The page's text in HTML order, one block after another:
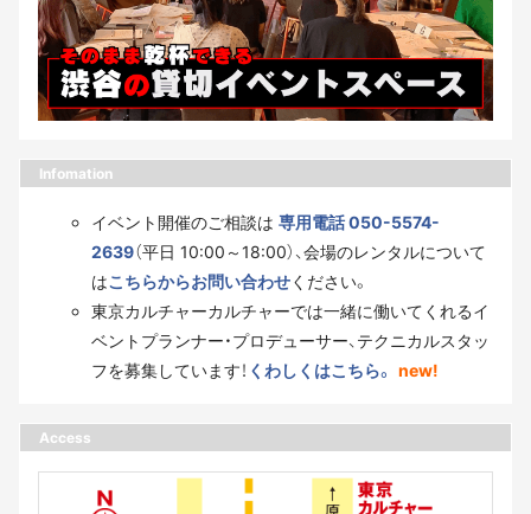
Infomation
イベント開催のご相談は 専用電話 050-5574-
2639（平日 10:00～18:00）、会場のレンタルについて
はこちらからお問い合わせください。
東京カルチャーカルチャーでは一緒に働いてくれるイ
ベントプランナー・プロデューサー、テクニカルスタッ
フを募集しています！ くわしくはこちら。 new!
Access